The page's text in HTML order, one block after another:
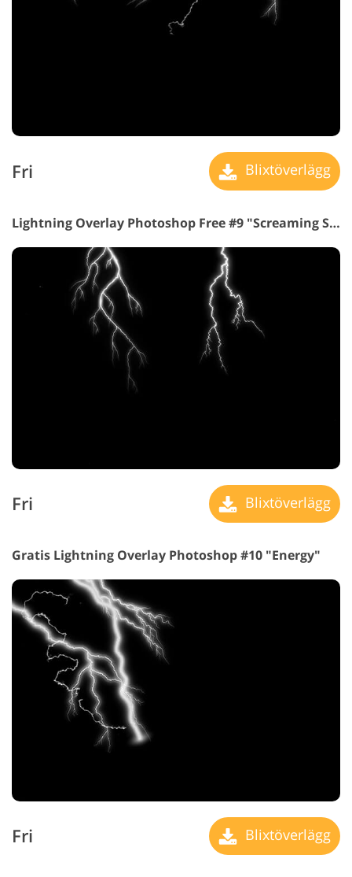
Fri Blixtöverlägg
Lightning Overlay Photoshop Free #9 "Screaming Sky"
Fri Blixtöverlägg
Gratis Lightning Overlay Photoshop #10 "Energy"
Fri Blixtöverlägg